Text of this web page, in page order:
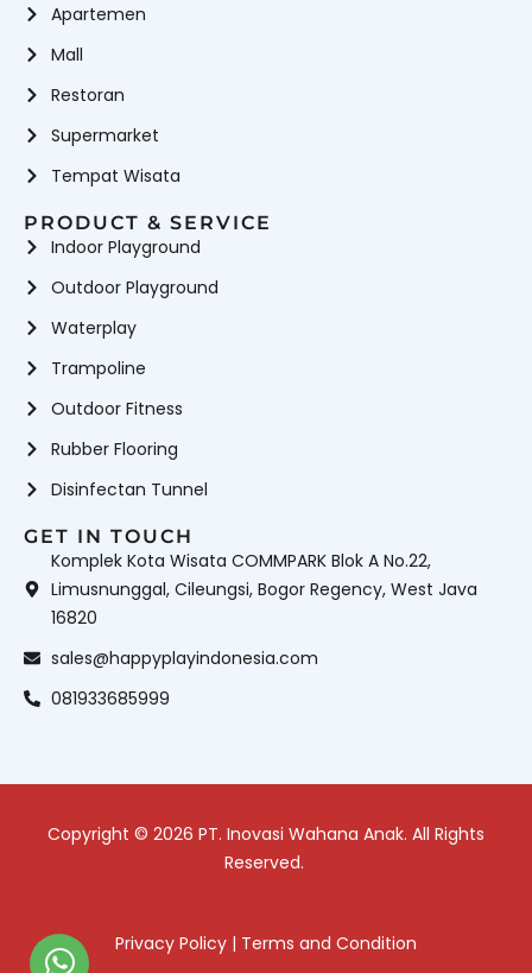
Apartemen
Mall
Restoran
Supermarket
Tempat Wisata
PRODUCT & SERVICE
Indoor Playground
Outdoor Playground
Waterplay
Trampoline
Outdoor Fitness
Rubber Flooring
Disinfectan Tunnel
GET IN TOUCH
Komplek Kota Wisata COMMPARK Blok A No.22,
Limusnunggal, Cileungsi, Bogor Regency, West Java
16820
sales@happyplayindonesia.com
081933685999
Copyright © 2026 PT. Inovasi Wahana Anak. All Rights
Reserved.
Privacy Policy | Terms and Condition